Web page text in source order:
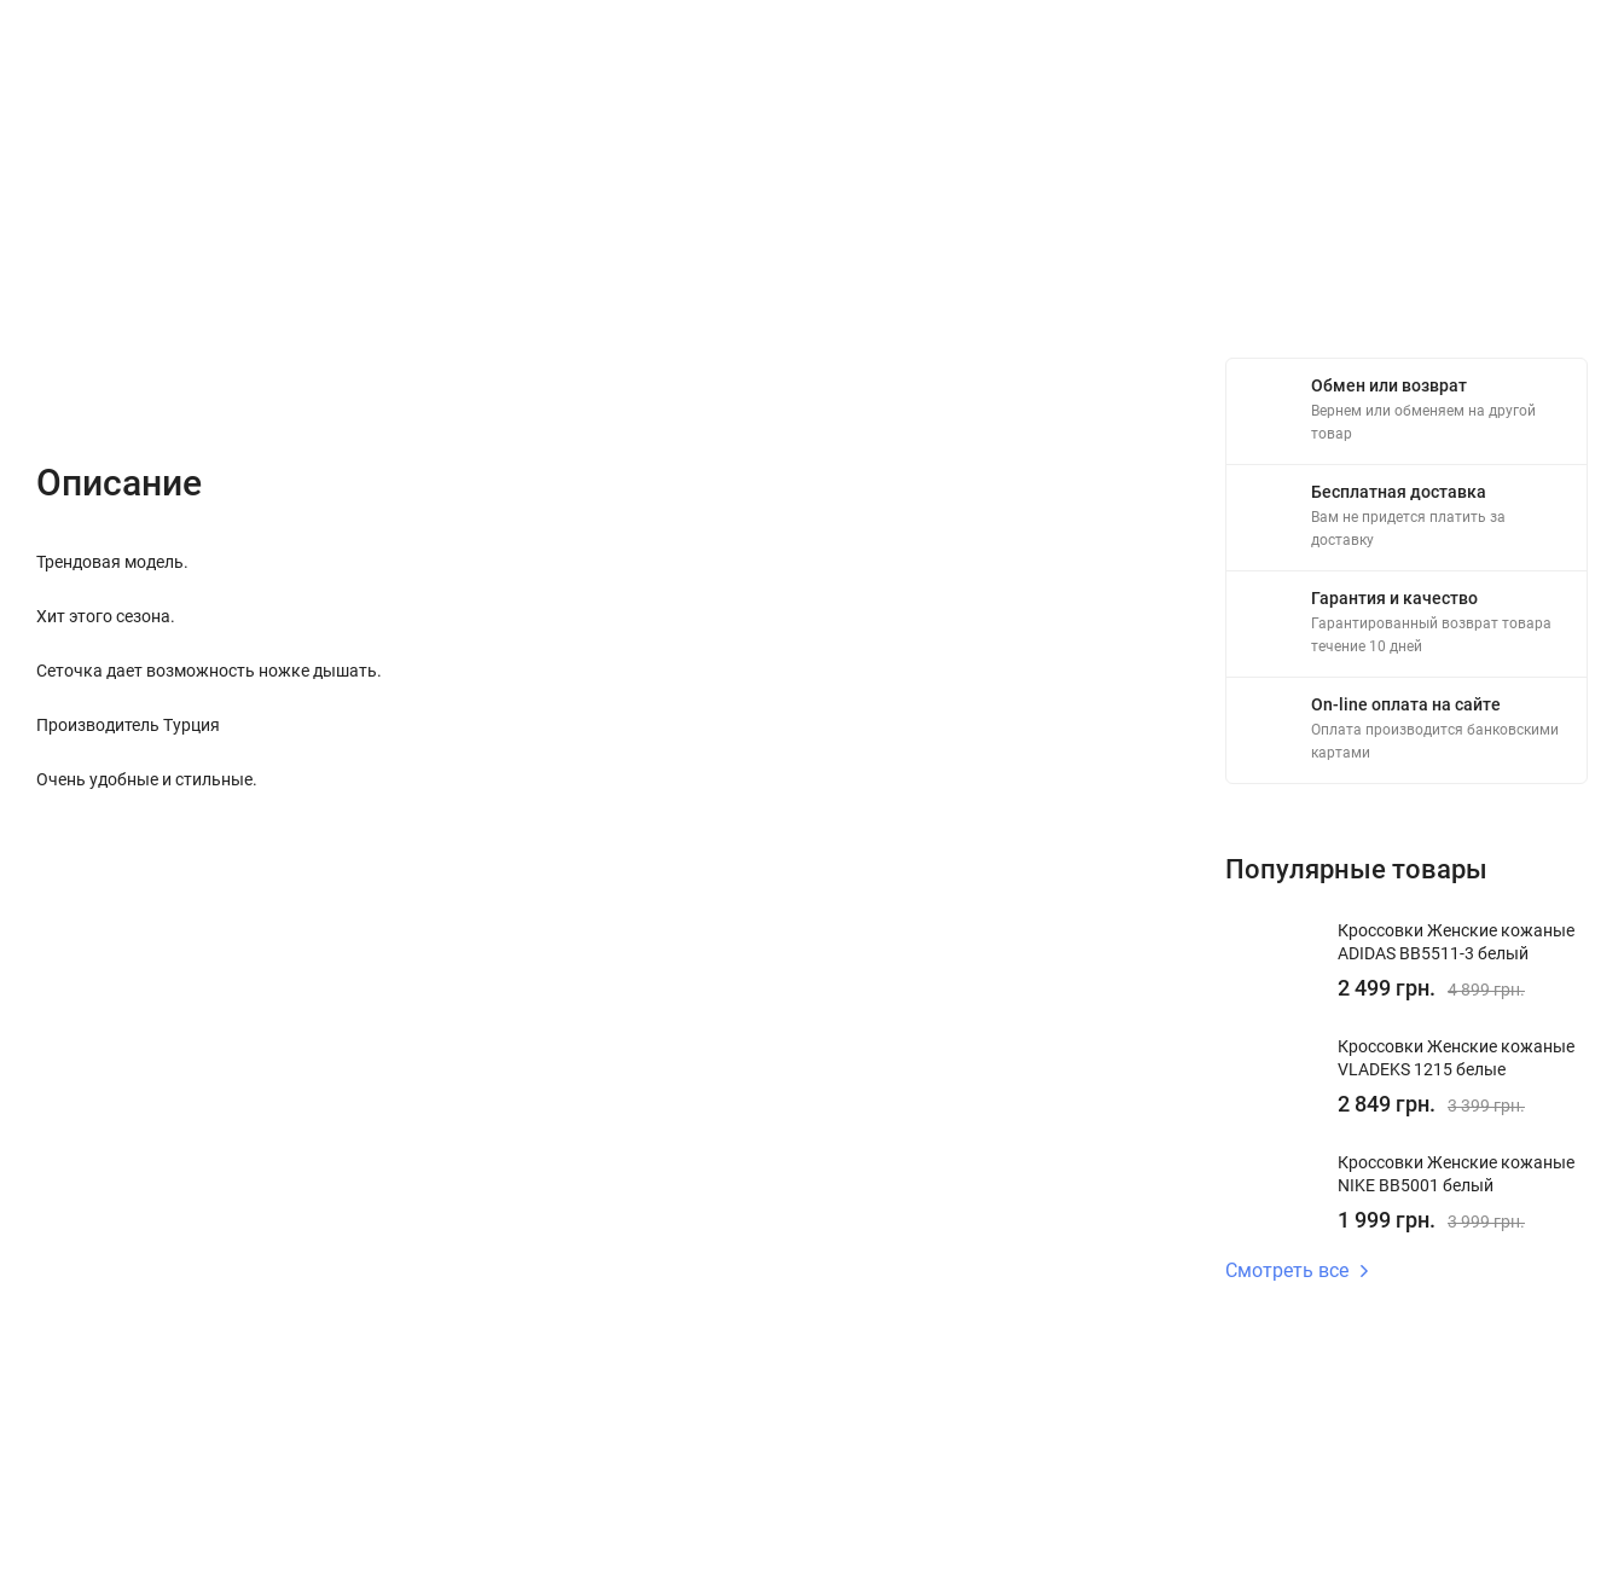
Описание
Трендовая модель.
Хит этого сезона.
Сеточка дает возможность ножке дышать.
Производитель Турция
Очень удобные и стильные.
Обмен или возврат
Вернем или обменяем на другой
товар
Бесплатная доставка
Вам не придется платить за
доставку
Гарантия и качество
Гарантированный возврат товара
течение 10 дней
On-line оплата на сайте
Оплата производится банковскими
картами
Популярные товары
Кроссовки Женские кожаные
ADIDAS BB5511-3 белый
2 499 грн. 4 899 грн.
Кроссовки Женские кожаные
VLADEKS 1215 белые
2 849 грн. 3 399 грн.
Кроссовки Женские кожаные
NIKE BB5001 белый
1 999 грн. 3 999 грн.
Смотреть все